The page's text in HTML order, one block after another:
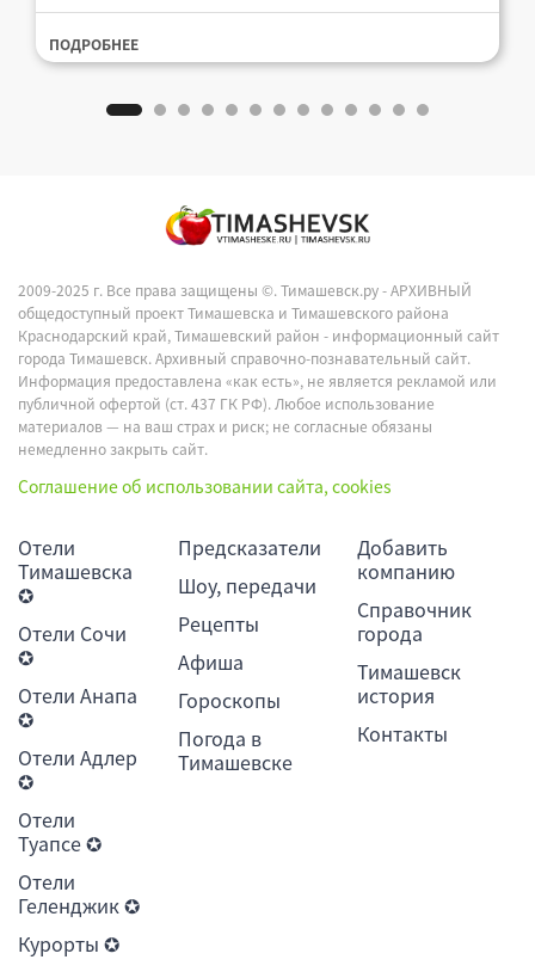
ПОДРОБНЕЕ
2009-2025 г. Все права защищены ©.Тимашевск.ру - АРХИВНЫЙ
общедоступный проект Тимашевска и Тимашевского района
Краснодарский край, Тимашевский район - информационный сайт
города Тимашевск. Архивный справочно-познавательный сайт.
Информация предоставлена «как есть», не является рекламой или
публичной офертой (ст. 437 ГК РФ). Любое использование
материалов — на ваш страх и риск; не согласные обязаны
немедленно закрыть сайт.
Соглашение об использовании сайта, cookies
Отели
Тимашевска
✪
Отели Сочи
✪
Отели Анапа
✪
Отели Адлер
✪
Отели
Туапсе ✪
Отели
Геленджик ✪
Курорты ✪
Предсказатели
Шоу, передачи
Рецепты
Афиша
Гороскопы
Погода в
Тимашевске
Добавить
компанию
Справочник
города
Тимашевск
история
Контакты